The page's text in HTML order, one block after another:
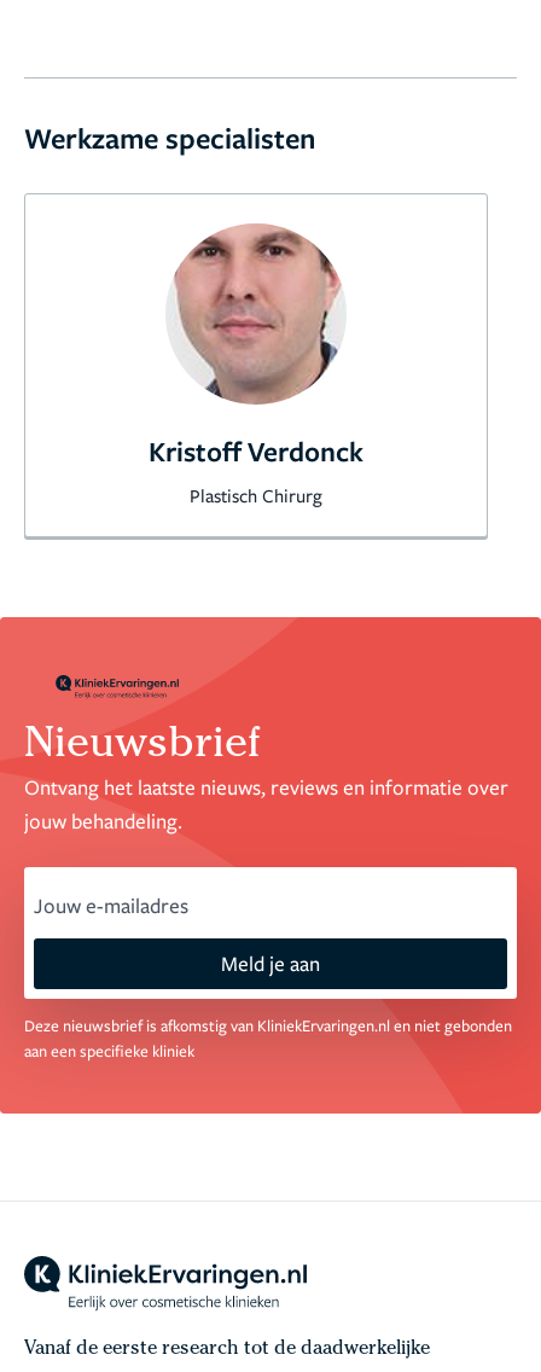
Werkzame specialisten
Kristoff Verdonck
Plastisch Chirurg
Nieuwsbrief
Ontvang het laatste nieuws, reviews en informatie over
jouw behandeling.
Meld je aan
Deze nieuwsbrief is afkomstig van KliniekErvaringen.nl en niet gebonden
aan een specifieke kliniek
Vanaf de eerste research tot de daadwerkelijke